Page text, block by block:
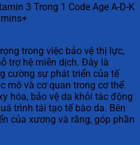
3 Trong 1 Code Age A-D-K
trong việc bảo vệ thị lực,
trợ hệ miễn dịch. Đây là
cường sự phát triển của tế
mô và cơ quan trong cơ thể.
hóa, bảo vệ da khỏi tác động
trình tái tạo tế bào da. Bên
của xương và răng, góp phần